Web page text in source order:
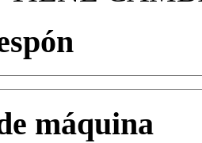
máquina